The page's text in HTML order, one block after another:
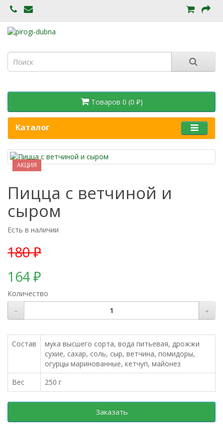
Товаров 0 (0 ₽)
Каталог
АКЦИЯ
Пицца с ветчиной и
сыром
Есть в наличии
180 ₽
164 ₽
Количество
Состав
мука высшего сорта, вода питьевая, дрожжи
сухие, сахар, соль, сыр, ветчина, помидоры,
огурцы маринованные, кетчуп, майонез
Вес
250 г
Заказать